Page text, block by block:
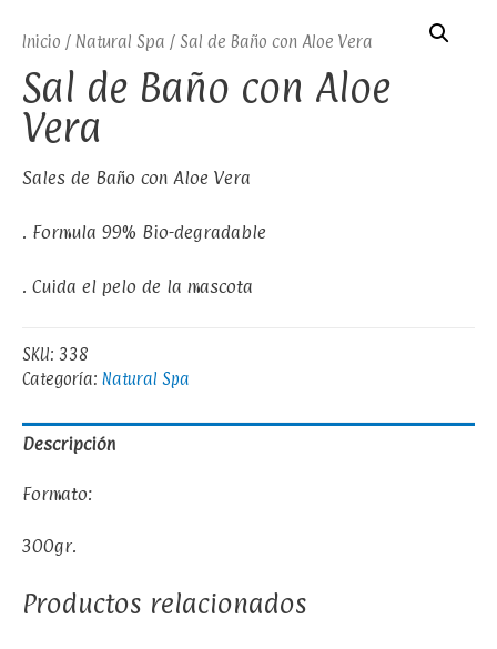
Inicio / Natural Spa / Sal de Baño con Aloe Vera
Sal de Baño con Aloe
Vera
Sales de Baño con Aloe Vera
. Formula 99% Bio-degradable
. Cuida el pelo de la mascota
SKU: 338
Categoría: Natural Spa
Descripción
Formato:
300gr.
Productos relacionados